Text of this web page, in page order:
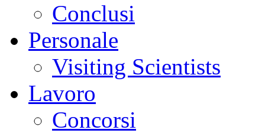
Conclusi
Personale
Visiting Scientists
Lavoro
Concorsi